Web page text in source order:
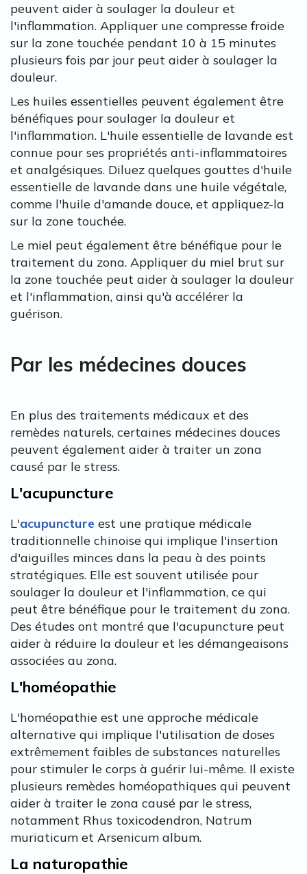
peuvent aider à soulager la douleur et
l'inflammation. Appliquer une compresse froide
sur la zone touchée pendant 10 à 15 minutes
plusieurs fois par jour peut aider à soulager la
douleur.
Les huiles essentielles peuvent également être
bénéfiques pour soulager la douleur et
l'inflammation. L'huile essentielle de lavande est
connue pour ses propriétés anti-inflammatoires
et analgésiques. Diluez quelques gouttes d'huile
essentielle de lavande dans une huile végétale,
comme l'huile d'amande douce, et appliquez-la
sur la zone touchée.
Le miel peut également être bénéfique pour le
traitement du zona. Appliquer du miel brut sur
la zone touchée peut aider à soulager la douleur
et l'inflammation, ainsi qu'à accélérer la
guérison.
Par les médecines douces
En plus des traitements médicaux et des
remèdes naturels, certaines médecines douces
peuvent également aider à traiter un zona
causé par le stress.
L'acupuncture
L'acupuncture est une pratique médicale
traditionnelle chinoise qui implique l'insertion
d'aiguilles minces dans la peau à des points
stratégiques. Elle est souvent utilisée pour
soulager la douleur et l'inflammation, ce qui
peut être bénéfique pour le traitement du zona.
Des études ont montré que l'acupuncture peut
aider à réduire la douleur et les démangeaisons
associées au zona.
L'homéopathie
L'homéopathie est une approche médicale
alternative qui implique l'utilisation de doses
extrêmement faibles de substances naturelles
pour stimuler le corps à guérir lui-même. Il existe
plusieurs remèdes homéopathiques qui peuvent
aider à traiter le zona causé par le stress,
notamment Rhus toxicodendron, Natrum
muriaticum et Arsenicum album.
La naturopathie